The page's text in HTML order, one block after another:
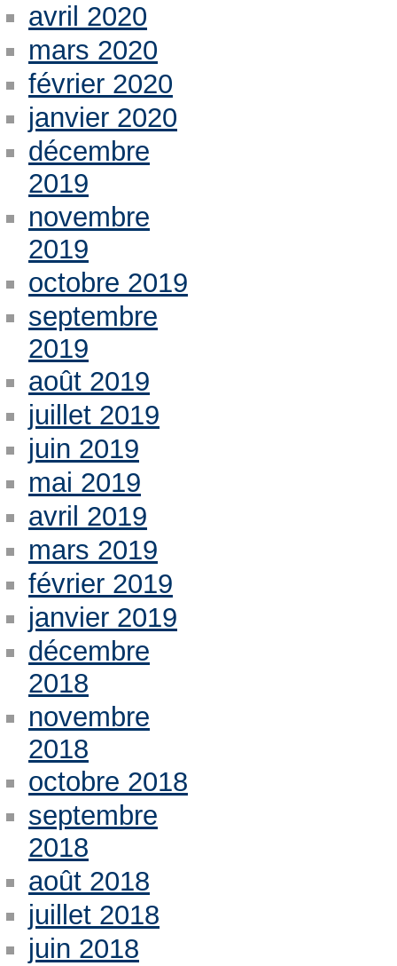
avril 2020
mars 2020
février 2020
janvier 2020
décembre
2019
novembre
2019
octobre 2019
septembre
2019
août 2019
juillet 2019
juin 2019
mai 2019
avril 2019
mars 2019
février 2019
janvier 2019
décembre
2018
novembre
2018
octobre 2018
septembre
2018
août 2018
juillet 2018
juin 2018